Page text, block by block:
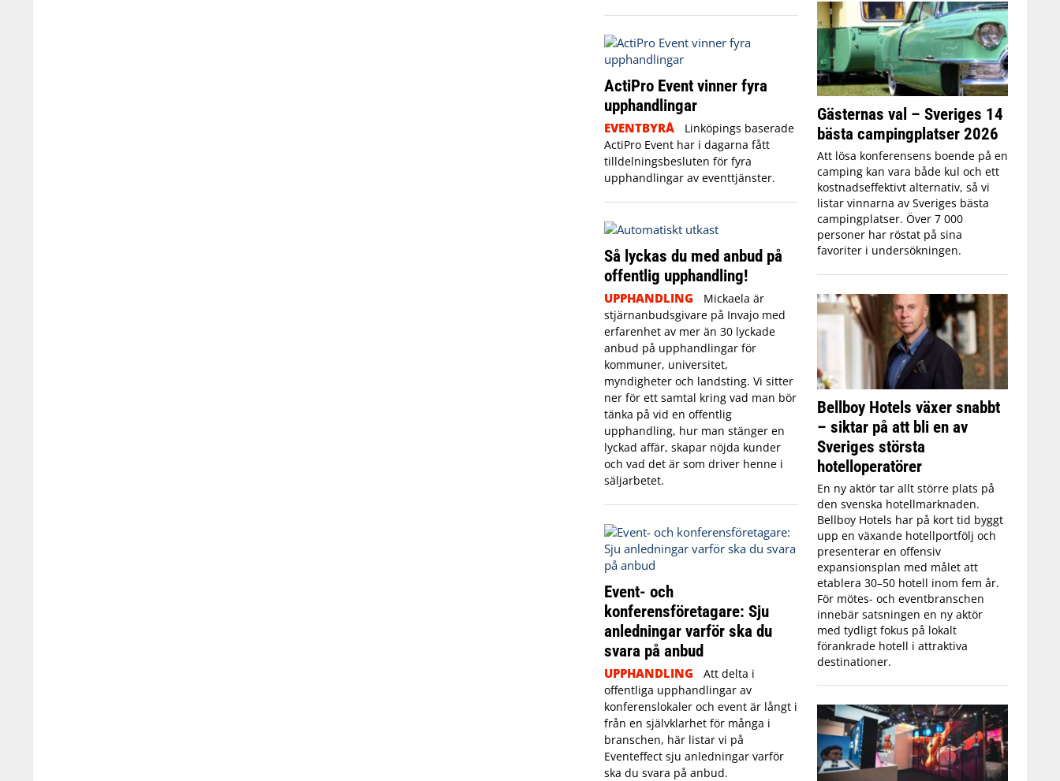
ActiPro Event vinner fyra
upphandlingar
EVENTBYRÅ
Linköpings baserade
ActiPro Event har i dagarna fått
tilldelningsbesluten för fyra
upphandlingar av eventtjänster.
Så lyckas du med anbud på
offentlig upphandling!
UPPHANDLING
Mickaela är
stjärnanbudsgivare på Invajo med
erfarenhet av mer än 30 lyckade
anbud på upphandlingar för
kommuner, universitet,
myndigheter och landsting. Vi sitter
ner för ett samtal kring vad man bör
tänka på vid en offentlig
upphandling, hur man stänger en
lyckad affär, skapar nöjda kunder
och vad det är som driver henne i
säljarbetet.
Event- och
konferensföretagare: Sju
anledningar varför ska du
svara på anbud
UPPHANDLING
Att delta i
offentliga upphandlingar av
konferenslokaler och event är långt i
från en självklarhet för många i
branschen, här listar vi på
Eventeffect sju anledningar varför
ska du svara på anbud.
Gästernas val – Sveriges 14
bästa campingplatser 2026
Att lösa konferensens boende på en
camping kan vara både kul och ett
kostnadseffektivt alternativ, så vi
listar vinnarna av Sveriges bästa
campingplatser. Över 7 000
personer har röstat på sina
favoriter i undersökningen.
Bellboy Hotels växer snabbt
– siktar på att bli en av
Sveriges största
hotelloperatörer
En ny aktör tar allt större plats på
den svenska hotellmarknaden.
Bellboy Hotels har på kort tid byggt
upp en växande hotellportfölj och
presenterar en offensiv
expansionsplan med målet att
etablera 30–50 hotell inom fem år.
För mötes- och eventbranschen
innebär satsningen en ny aktör
med tydligt fokus på lokalt
förankrade hotell i attraktiva
destinationer.